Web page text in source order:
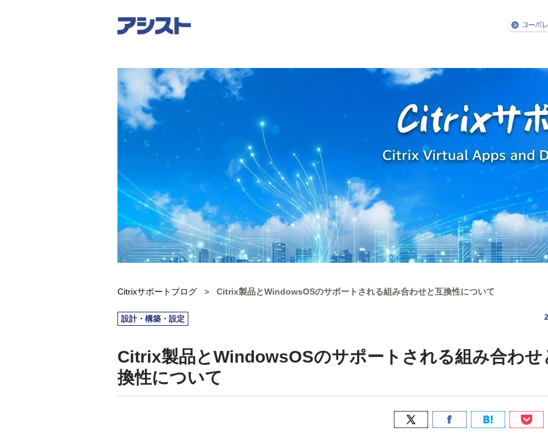
Citrixサポートブログ > Citrix製品とWindowsOSのサポートされる組み合わせと互換性について
設計・構築・設定
Citrix製品とWindowsOSのサポートされる組み合わせ
換性について